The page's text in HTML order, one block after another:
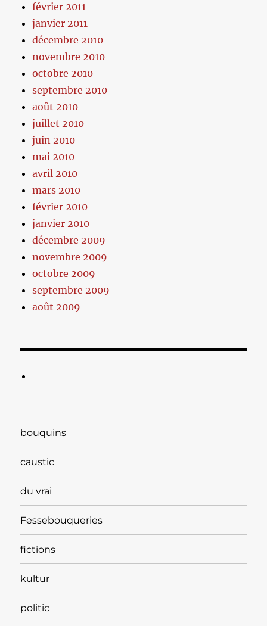
février 2011
janvier 2011
décembre 2010
novembre 2010
octobre 2010
septembre 2010
août 2010
juillet 2010
juin 2010
mai 2010
avril 2010
mars 2010
février 2010
janvier 2010
décembre 2009
novembre 2009
octobre 2009
septembre 2009
août 2009
bouquins
caustic
du vrai
Fessebouqueries
fictions
kultur
politic